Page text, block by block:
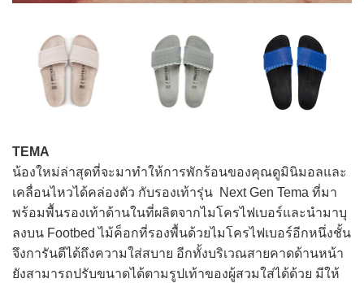
TEMA
น้องใหม่ล่าสุดที่จะมาทำให้การพักร้อนของคุณดูมินิมอลและ
เคลื่อนไหวได้คล่องตัว กับรองเท้ารุ่น Next Gen Tema ที่มา
พร้อมพื้นรองเท้าด้านในที่ผลิตจากไมโครไฟเบอร์และนำมาบุ
ลงบน Footbed ไม้ค็อกที่รองพื้นด้วยไมโครไฟเบอร์อีกหนึ่งชั้น
จึงการันตีได้ถึงความใส่สบาย อีกทั้งบริเวณสายคาดด้านหน้า
ยังสามารถปรับขนาดได้ตามรูปเท้าของผู้สวมใส่ได้ด้วย มีให้